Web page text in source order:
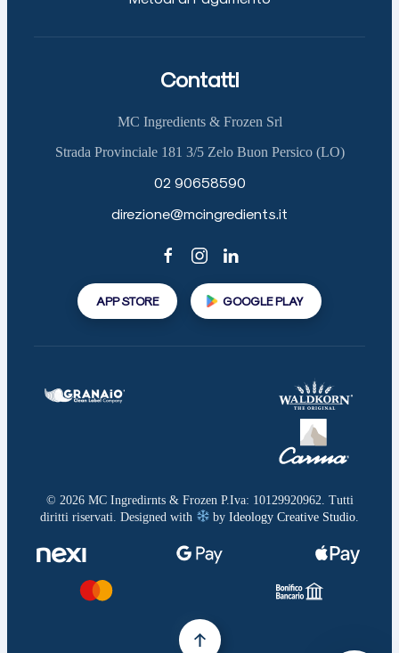
Contatti
MC Ingredients & Frozen Srl
Strada Provinciale 181 3/5 Zelo Buon Persico (LO)
02 90658590
direzione@mcingredients.it
APP STORE GOOGLE PLAY
© 2026MC Ingredirnts & Frozen P.Iva: 10129920962. Tutti
diritti riservati. Designed with
byIdeology Creative Studio